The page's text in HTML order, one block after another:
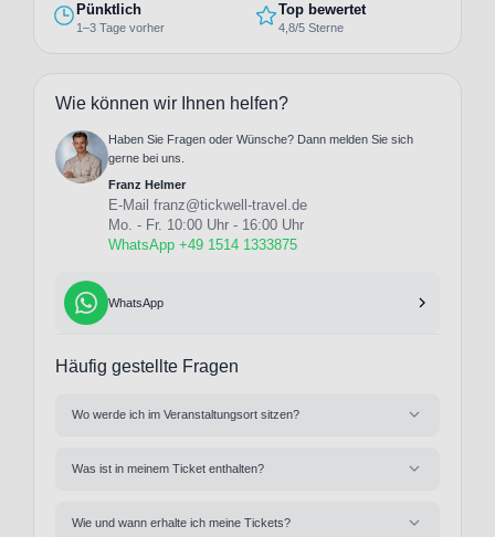
Pünktlich
1–3 Tage vorher
Top bewertet
4,8/5 Sterne
Wie können wir Ihnen helfen?
Haben Sie Fragen oder Wünsche? Dann melden Sie sich
gerne bei uns.
Franz Helmer
E-Mail franz@tickwell-travel.de
Mo. - Fr. 10:00 Uhr - 16:00 Uhr
WhatsApp +49 1514 1333875
WhatsApp
Häufig gestellte Fragen
Wo werde ich im Veranstaltungsort sitzen?
Was ist in meinem Ticket enthalten?
Wie und wann erhalte ich meine Tickets?